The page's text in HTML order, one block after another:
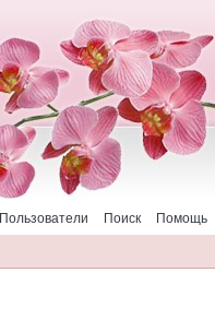
Помощь
Поиск
Пользователи